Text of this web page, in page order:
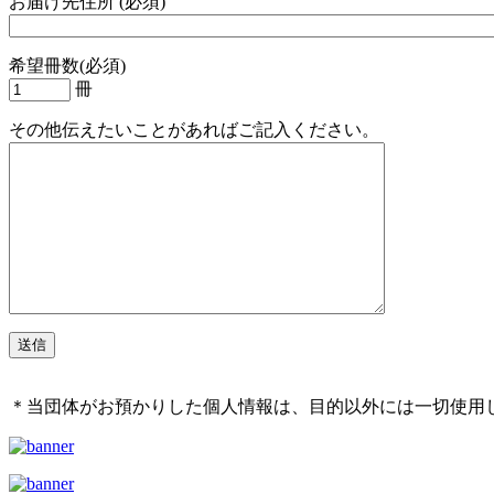
希望冊数(必須)
冊
その他伝えたいことがあればご記入ください。
＊当団体がお預かりした個人情報は、目的以外には一切使用